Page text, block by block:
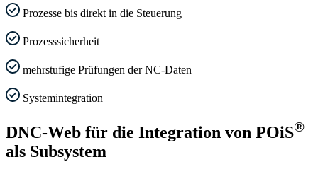
Prozesse bis direkt in die Steuerung
Prozesssicherheit
mehrstufige Prüfungen der NC-Daten
Systemintegration
DNC-Web für die Integration von POiS®
als Subsystem